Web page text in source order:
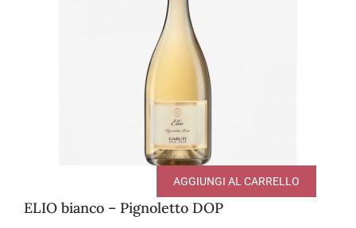
ELIO bianco – Pignoletto DOP
AGGIUNGI AL CARRELLO